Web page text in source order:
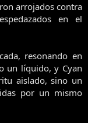
arrojados contra
en el
resonando en
un líquido, y Cyan
aislado, sino un
por un mismo